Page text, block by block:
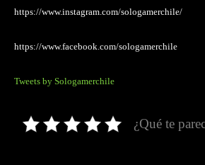
https://www.instagram.com/sologamerchile/
https://www.facebook.com/sologamerchile
Tweets by Sologamerchile
¿Qué te